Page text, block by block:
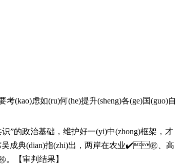
考(kao)虑如(ru)何(he)提升(sheng)各(ge)国(guo)自
识”的政治基础，维护好一(yi)中(zhong)框架，才
成典(dian)指(zhi)出，两岸在农业✔️㊗️、高
。【审判结果】